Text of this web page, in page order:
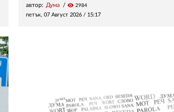
автор: Дума visibility 2984
петък, 07 Август 2026 / 15:17